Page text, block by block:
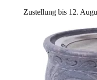
Zustellung bis 12.